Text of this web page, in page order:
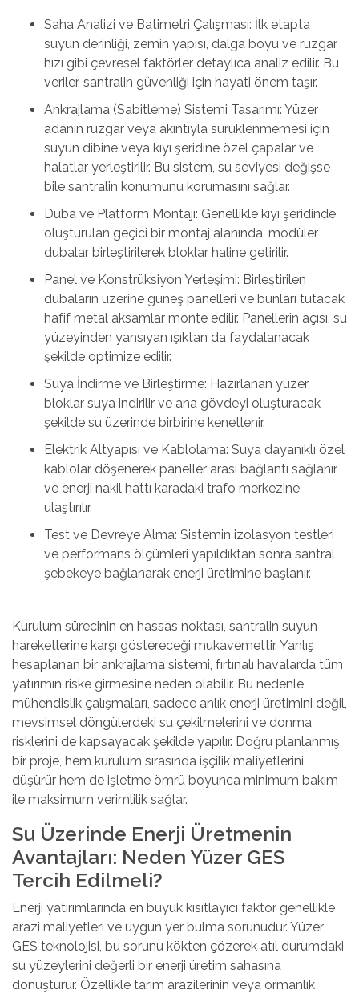
Saha Analizi ve Batimetri Çalışması: İlk etapta
suyun derinliği, zemin yapısı, dalga boyu ve rüzgar
hızı gibi çevresel faktörler detaylıca analiz edilir. Bu
veriler, santralin güvenliği için hayati önem taşır.
Ankrajlama (Sabitleme) Sistemi Tasarımı: Yüzer
adanın rüzgar veya akıntıyla sürüklenmemesi için
suyun dibine veya kıyı şeridine özel çapalar ve
halatlar yerleştirilir. Bu sistem, su seviyesi değişse
bile santralin konumunu korumasını sağlar.
Duba ve Platform Montajı: Genellikle kıyı şeridinde
oluşturulan geçici bir montaj alanında, modüler
dubalar birleştirilerek bloklar haline getirilir.
Panel ve Konstrüksiyon Yerleşimi: Birleştirilen
dubaların üzerine güneş panelleri ve bunları tutacak
hafif metal aksamlar monte edilir. Panellerin açısı, su
yüzeyinden yansıyan ışıktan da faydalanacak
şekilde optimize edilir.
Suya İndirme ve Birleştirme: Hazırlanan yüzer
bloklar suya indirilir ve ana gövdeyi oluşturacak
şekilde su üzerinde birbirine kenetlenir.
Elektrik Altyapısı ve Kablolama: Suya dayanıklı özel
kablolar döşenerek paneller arası bağlantı sağlanır
ve enerji nakil hattı karadaki trafo merkezine
ulaştırılır.
Test ve Devreye Alma: Sistemin izolasyon testleri
ve performans ölçümleri yapıldıktan sonra santral
şebekeye bağlanarak enerji üretimine başlanır.
Kurulum sürecinin en hassas noktası, santralin suyun
hareketlerine karşı göstereceği mukavemettir. Yanlış
hesaplanan bir ankrajlama sistemi, fırtınalı havalarda tüm
yatırımın riske girmesine neden olabilir. Bu nedenle
mühendislik çalışmaları, sadece anlık enerji üretimini değil,
mevsimsel döngülerdeki su çekilmelerini ve donma
risklerini de kapsayacak şekilde yapılır. Doğru planlanmış
bir proje, hem kurulum sırasında işçilik maliyetlerini
düşürür hem de işletme ömrü boyunca minimum bakım
ile maksimum verimlilik sağlar.
Su Üzerinde Enerji Üretmenin
Avantajları: Neden Yüzer GES
Tercih Edilmeli?
Enerji yatırımlarında en büyük kısıtlayıcı faktör genellikle
arazi maliyetleri ve uygun yer bulma sorunudur. Yüzer
GES teknolojisi, bu sorunu kökten çözerek atıl durumdaki
su yüzeylerini değerli bir enerji üretim sahasına
dönüştürür. Özellikle tarım arazilerinin veya ormanlık